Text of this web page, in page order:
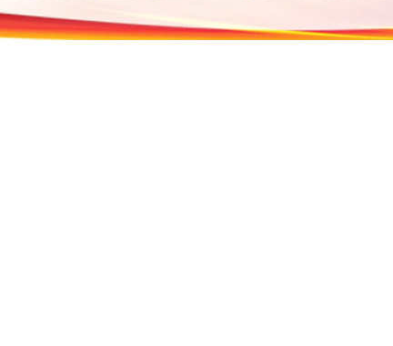
水利工程维修养护项目”项目部安全生产领导小组的通知
科安全生产管理人员》的通知